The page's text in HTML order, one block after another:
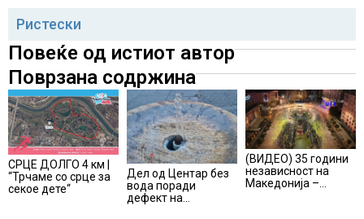
Ристески
Повеќе од истиот автор
Поврзана содржина
СРЦЕ ДОЛГО 4 км |
“Трчаме со срце за
секое дете“
Дел од Центар без
вода поради
дефект на
(ВИДЕО) 35 години
независност на
Македонија –